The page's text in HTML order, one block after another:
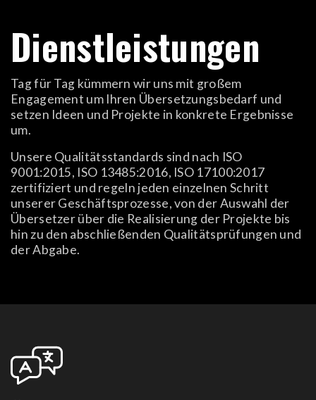
Dienstleistungen
Tag für Tag kümmern wir uns mit großem
Engagement um Ihren Übersetzungsbedarf und
setzen Ideen und Projekte in konkrete Ergebnisse
um.
Unsere Qualitätsstandards sind nach ISO
9001:2015, ISO 13485:2016, ISO 17100:2017
zertifiziert und regeln jeden einzelnen Schritt
unserer Geschäftsprozesse, von der Auswahl der
Übersetzer über die Realisierung der Projekte bis
hin zu den abschließenden Qualitätsprüfungen und
der Abgabe.